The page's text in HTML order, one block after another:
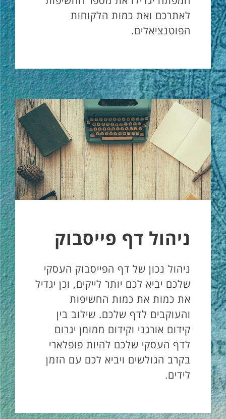
לאתרכם ואת כמות הלקוחות
הפוטנציאלים.
ניהול דף פייסבוק
ניהול נכון של דף הפייסבוק העסקי
שלכם יביא לכם יותר לייקים, וכן יגדיל
את כמות את כמות החשיפות
והעוקבים לדף שלכם. שילוב בין
קידום אורגני וקידום ממומן יגרום
לדף העסקי שלכם להיות פופלארי
בקרב הגולשים ויביא לכם עם הזמן
לידים.